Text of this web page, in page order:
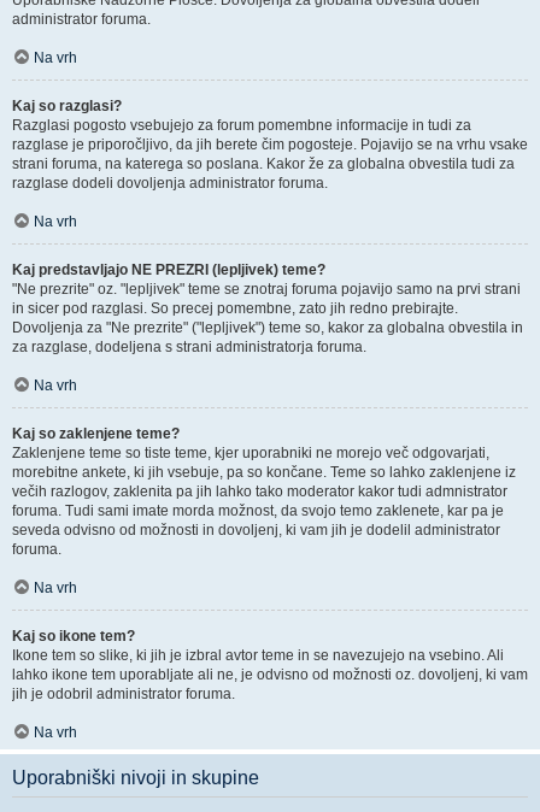
administrator foruma.
Na vrh
Kaj so razglasi?
Razglasi pogosto vsebujejo za forum pomembne informacije in tudi za
razglase je priporočljivo, da jih berete čim pogosteje. Pojavijo se na vrhu vsake
strani foruma, na katerega so poslana. Kakor že za globalna obvestila tudi za
razglase dodeli dovoljenja administrator foruma.
Na vrh
Kaj predstavljajo NE PREZRI (lepljivek) teme?
"Ne prezrite" oz. "lepljivek" teme se znotraj foruma pojavijo samo na prvi strani
in sicer pod razglasi. So precej pomembne, zato jih redno prebirajte.
Dovoljenja za "Ne prezrite" ("lepljivek") teme so, kakor za globalna obvestila in
za razglase, dodeljena s strani administratorja foruma.
Na vrh
Kaj so zaklenjene teme?
Zaklenjene teme so tiste teme, kjer uporabniki ne morejo več odgovarjati,
morebitne ankete, ki jih vsebuje, pa so končane. Teme so lahko zaklenjene iz
večih razlogov, zaklenita pa jih lahko tako moderator kakor tudi admnistrator
foruma. Tudi sami imate morda možnost, da svojo temo zaklenete, kar pa je
seveda odvisno od možnosti in dovoljenj, ki vam jih je dodelil administrator
foruma.
Na vrh
Kaj so ikone tem?
Ikone tem so slike, ki jih je izbral avtor teme in se navezujejo na vsebino. Ali
lahko ikone tem uporabljate ali ne, je odvisno od možnosti oz. dovoljenj, ki vam
jih je odobril administrator foruma.
Na vrh
Uporabniški nivoji in skupine